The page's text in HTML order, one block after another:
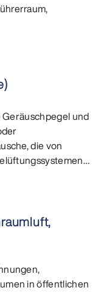
und
die von
in öffentlichen